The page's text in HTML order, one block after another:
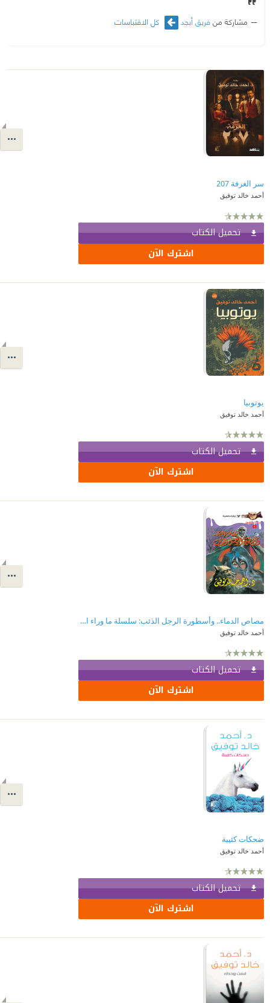
مشاركة من فريق أبجد كل الاقتباسات
سر الغرفة 207
أحمد خالد توفيق
تحميل الكتاب
اشترك الآن
يوتوبيا
أحمد خالد توفيق
تحميل الكتاب
اشترك الآن
مصاص الدماء.. وأسطورة الرجل الذئب: سلسلة ما وراء الطبيعة 1
أحمد خالد توفيق
تحميل الكتاب
اشترك الآن
ضحكات كئيبة
أحمد خالد توفيق
تحميل الكتاب
اشترك الآن